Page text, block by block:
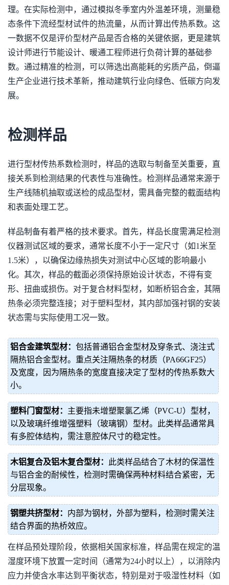
理。在实际检测中，通过模拟冬季室内外温差环境，测量稳
态条件下流经型材试件的热流量，从而计算出传热系数。这
一数据不仅是评价型材产品是否合格的关键依据，更是建筑
设计师进行节能设计、暖通工程师进行负荷计算的基础参
数。通过精准的检测，可以筛选出高能耗的劣质产品，倒逼
生产企业进行技术革新，推动建筑行业向绿色、低碳方向发
展。
检测样品
进行型材传热系数检测时，样品的选取与制备至关重要，直
接关系到检测结果的代表性与准确性。检测样品通常来源于
生产线随机抽取或送检的成品型材，需具备完整的截面结构
和表面处理工艺。
样品制备有着严格的技术要求。首先，样品长度需满足检测
仪器测试区域的要求，通常长度不小于一定尺寸（如1米至
1.5米），以确保边缘热损失对测试中心区域的影响最小
化。其次，样品的截面必须保持原始设计状态，不得有变
形、扭曲或损伤。对于复合材料型材，如断桥铝合金，其隔
热条必须完整连接；对于塑料型材，其内部加强衬钢的安装
状态需与实际使用工况一致。
铝合金建筑型材： 包括普通铝合金型材及穿条式、浇注式
隔热铝合金型材。重点关注隔热条的材质（PA66GF25）
及宽度，因为隔热条的宽度直接决定了型材的传热系数大
小。
塑料门窗型材： 主要指未增塑聚氯乙烯（PVC-U）型材，
以及玻璃纤维增强塑料（玻璃钢）型材。此类样品通常具
有多腔体结构，需注意腔体尺寸的稳定性。
木铝复合及铝木复合型材：
此类样品结合了木材的保温性
与铝合金的耐候性，检测时需确保两种材料结合紧密，无
分层现象。
钢塑共挤型材： 内部为钢材，外部为塑料，检测时需关注
结合界面的热桥效应。
在样品预处理阶段，依据相关国家标准，样品需在规定的温
湿度环境下放置一定时间（通常为24小时以上），以消除内
应力并使含水率达到平衡状态，特别是对于吸湿性材料（如